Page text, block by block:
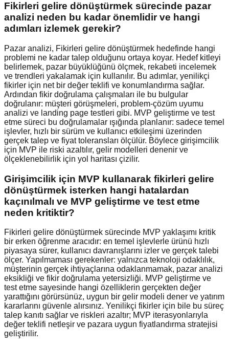
Fikirleri gelire dönüştürmek sürecinde pazar
analizi neden bu kadar önemlidir ve hangi
adımları izlemek gerekir?
Pazar analizi, Fikirleri gelire dönüştürmek hedefinde hangi
problemi ne kadar talep olduğunu ortaya koyar. Hedef kitleyi
belirlemek, pazar büyüklüğünü ölçmek, rekabeti incelemek
ve trendleri yakalamak için kullanılır. Bu adımlar, yenilikçi
fikirler için net bir değer teklifi ve konumlandırma sağlar.
Ardından fikir doğrulama çalışmaları ile bu bulgular
doğrulanır: müşteri görüşmeleri, problem-çözüm uyumu
analizi ve landing page testleri gibi. MVP geliştirme ve test
etme süreci bu doğrulamalar ışığında planlanır: sadece temel
işlevler, hızlı bir sürüm ve kullanıcı etkileşimi üzerinden
gerçek talep ve fiyat toleransları ölçülür. Böylece girişimcilik
için MVP ile riski azaltılır, gelir modelleri denenir ve
ölçeklenebilirlik için yol haritası çizilir.
Girişimcilik için MVP kullanarak fikirleri gelire
dönüştürmek isterken hangi hatalardan
kaçınılmalı ve MVP geliştirme ve test etme
neden kritiktir?
Fikirleri gelire dönüştürmek sürecinde MVP yaklaşımı kritik
bir erken öğrenme aracıdır: en temel işlevlerle ürünü hızlı
piyasaya sürer, kullanıcı davranışlarını izler ve gerçek talebi
ölçer. Yapılmaması gerekenler: yalnızca teknoloji odaklılık,
müşterinin gerçek ihtiyaçlarına odaklanmamak, pazar analizi
eksikliği ve fikir doğrulama yetersizliği. MVP geliştirme ve
test etme sayesinde hangi özelliklerin gerçekten değer
yarattığını görürsünüz, uygun bir gelir modeli dener ve yatırım
kararlarını güvenle alırsınız. Yenilikçi fikirler için bile bu süreç
talep kanıtı sağlar ve riskleri azaltır; MVP iterasyonlarıyla
değer teklifi netleşir ve pazara uygun fiyatlandırma stratejisi
geliştirilir.